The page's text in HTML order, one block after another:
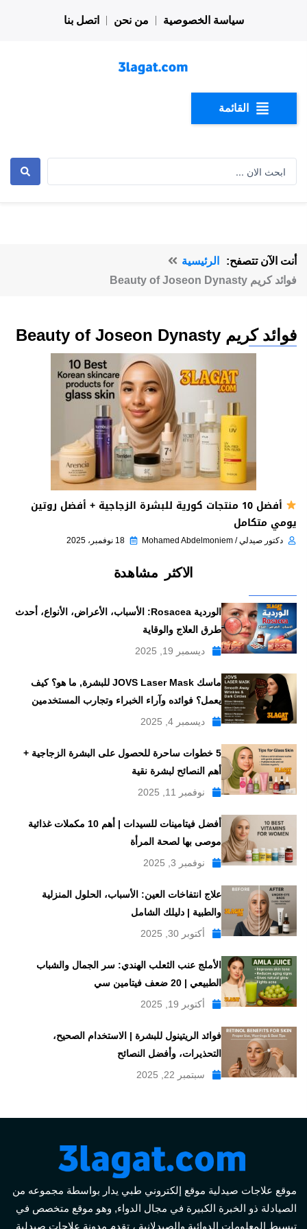
سياسة الخصوصية من نحن اتصل بنا
القائمة
أنت الآن تتصفح:
الرئيسية
فوائد كريم Beauty of Joseon Dynasty
فوائد كريم Beauty of Joseon Dynasty
أفضل 10 منتجات كورية للبشرة الزجاجية + أفضل روتين
يومي متكامل
دكتور صيدلي / Mohamed Abdelmoniem 18 نوفمبر، 2025
الاكثر مشاهدة
الوردية Rosacea: الأسباب، الأعراض، الأنواع، أحدث
طرق العلاج والوقاية
ديسمبر 19, 2025
ماسك JOVS Laser Mask للبشرة, ما هو؟ كيف
يعمل؟ فوائده وآراء الخبراء وتجارب المستخدمين
ديسمبر 4, 2025
5 خطوات ساحرة للحصول على البشرة الزجاجية +
أهم النصائح لبشرة نقية
نوفمبر 11, 2025
أفضل فيتامينات للسيدات | أهم 10 مكملات غذائية
موصى بها لصحة المرأة
نوفمبر 3, 2025
علاج انتفاخات العين: الأسباب، الحلول المنزلية
والطبية | دليلك الشامل
أكتوبر 30, 2025
الأملج عنب الثعلب الهندي: سر الجمال والشباب
الطبيعي | 20 ضعف فيتامين سي
أكتوبر 19, 2025
فوائد الريتينول للبشرة | الاستخدام الصحيح،
التحذيرات، وأفضل النصائح
سبتمبر 22, 2025
موقع علاجات صيدلية موقع إلكتروني طبي يدار بواسطة مجموعه من
الصيادلة ذو الخبرة الكبيرة في مجال الدواء, وهو موقع متخصص في
تبسيط المعلومات الدوائية والصيدلانية ، تقدم مدونة علاجات صيدلية